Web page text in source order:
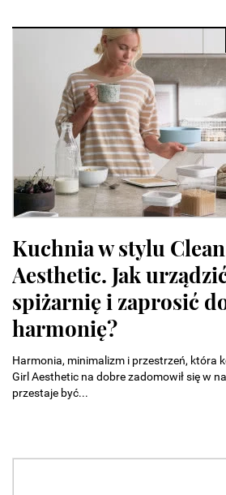
Kuchnia w stylu
Aesthetic. Jak
spiżarnię i zaprosić
harmonię?
Harmonia, minimalizm i przestrzeń, która
Girl Aesthetic na dobre zadomowił się w
przestaje być...